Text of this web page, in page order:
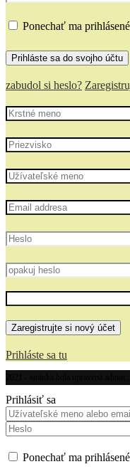
Ponechať ma
zabudol si heslo?
Prihláste sa tu
Prihlásiť sa
Ponechať ma